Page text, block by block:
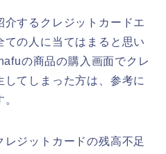
するクレジットカードエ
の人に当てはまると思い
の商品の購入画面でクレ
てしまった方は、参考に
ジットカードの残高不足